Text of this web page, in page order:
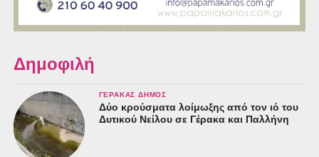
Δημοφιλή
ΓΈΡΑΚΑΣ ΔΉΜΟΣ
Δύο κρούσματα λοίμωξης από τον ιό του
Δυτικού Νείλου σε Γέρακα και Παλλήνη